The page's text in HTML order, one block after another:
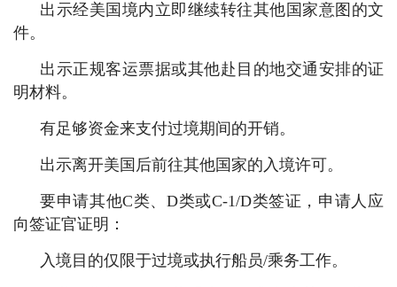
出示经美国境内立即继续转往其他国家意图的文
件。
出示正规客运票据或其他赴目的地交通安排的证
明材料。
有足够资金来支付过境期间的开销。
出示离开美国后前往其他国家的入境许可。
要申请其他C类、D类或C-1/D类签证，申请人应
向签证官证明：
入境目的仅限于过境或执行船员/乘务工作。